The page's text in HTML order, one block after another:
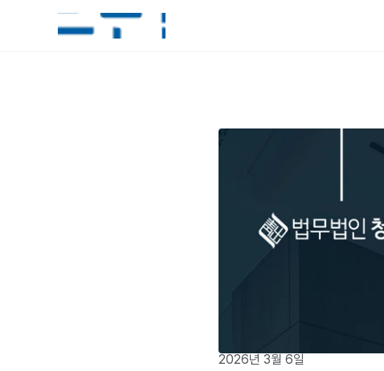
2026년 3월 6일